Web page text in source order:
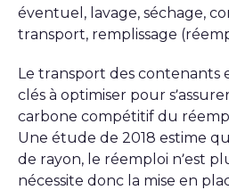
éventuel, lavage, séchage,
transport, remplissage
Le transport des contenants
clés à optimiser pour
carbone compétitif du
Une étude de 2018 estime
de rayon, le réemploi n’est
nécessite donc la mise en